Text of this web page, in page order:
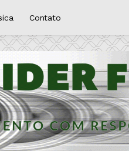
Contato